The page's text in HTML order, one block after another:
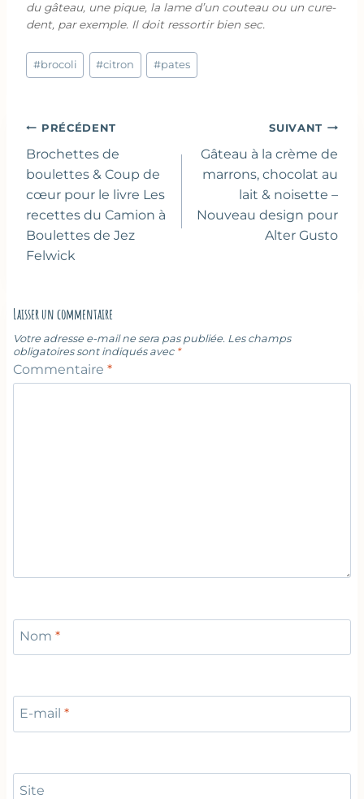
du gâteau, une pique, la lame d’un couteau ou un cure-
dent, par exemple. Il doit ressortir bien sec.
Étiquettes
de
#brocoli #citron #pates
Navigation
de
l’article
PRÉCÉDENT
Brochettes de
boulettes & Coup de
cœur pour le livre Les
recettes du Camion à
Boulettes de Jez
Felwick
SUIVANT
Gâteau à la crème de
marrons, chocolat au
lait & noisette –
Nouveau design pour
Alter Gusto
Laisser un commentaire
Votre adresse e-mail ne sera pas publiée. Les champs
obligatoires sont indiqués avec *
Commentaire *
Nom *
E-mail *
Site